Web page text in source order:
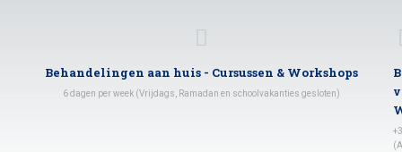
Behandelingen aan huis - Cursussen & Workshops
6 dagen per week (Vrijdags, Ramadan en schoolvakanties gesloten)